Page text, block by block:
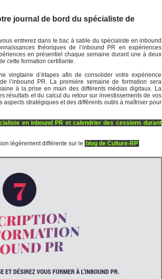
journal de bord du spécialiste de
entrerez dans le bac à sable du spécialiste en inbound
théoriques de l’inbound PR en expériences
en présentiel chaque semaine durant une à deux
cette formation certifiante.
vingtaine d’étapes afin de consolider votre expérience
l’inbound PR. La première semaine de formation sera
à la prise en main des différents médias digitaux. La
résultats et du calcul du retour sur investissements de vos
stratégiques et des différents outils à maîtriser pour
en inbound PR et calendrier des cessions durant
légèrement différente sur le blog de Culture-RP